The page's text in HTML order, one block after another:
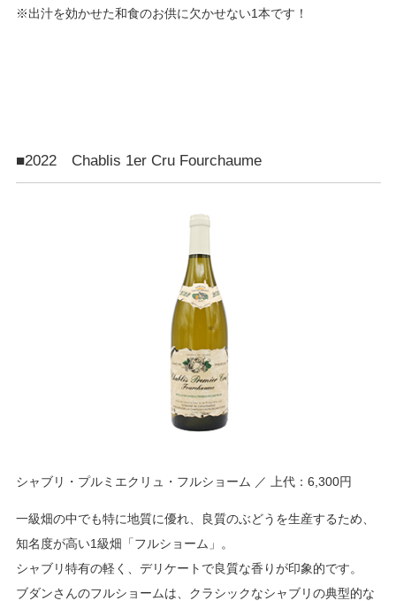
※出汁を効かせた和食のお供に欠かせない1本です！
■2022 Chablis 1er Cru Fourchaume
シャブリ・プルミエクリュ・フルショーム ／ 上代：6,300円
一級畑の中でも特に地質に優れ、良質のぶどうを生産するため、
知名度が高い1級畑「フルショーム」。
シャブリ特有の軽く、デリケートで良質な香りが印象的です。
ブダンさんのフルショームは、クラシックなシャブリの典型的な